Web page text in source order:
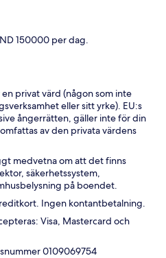
150000 per dag.
privat värd (någon som inte
eller sitt yrke). EU:s
ångerrätten, gäller inte för din
av den privata värdens
medvetna om att det finns
säkerhetssystem,
på boendet.
Ingen kontantbetalning.
Visa, Mastercard och
0109069754